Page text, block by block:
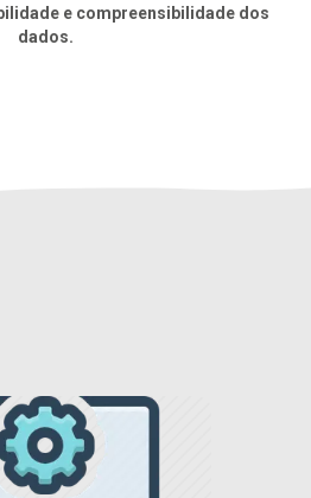
e compreensibilidade dos
dados.